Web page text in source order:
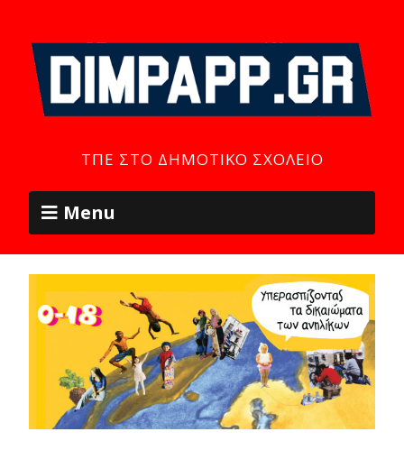
ΤΠΕ ΣΤΟ ΔΗΜΟΤΙΚΌ ΣΧΟΛΕΊΟ
Menu